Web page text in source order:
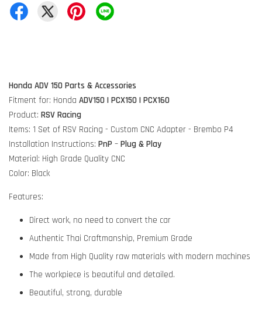
Honda ADV 150 Parts & Accessories
Fitment for: Honda ADV150 | PCX150 | PCX160
Product: RSV Racing
Items: 1 Set of RSV Racing - Custom CNC Adapter - Brembo P4
Installation Instructions: PnP – Plug & Play
Material: High Grade Quality CNC
Color: Black
Features:
Direct work, no need to convert the car
Authentic Thai Craftmanship, Premium Grade
Made from High Quality raw materials with modern machines
The workpiece is beautiful and detailed.
Beautiful, strong, durable